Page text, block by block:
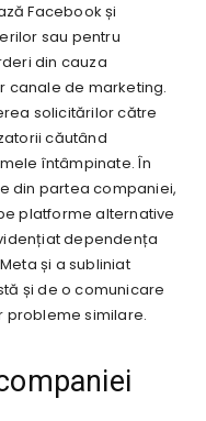
Facebook și
sau pentru
din cauza
canale de marketing.
solicitărilor către
căutând
întâmpinate. În
din partea companiei,
platforme alternative
dependența
și a subliniat
și de o comunicare
probleme similare.